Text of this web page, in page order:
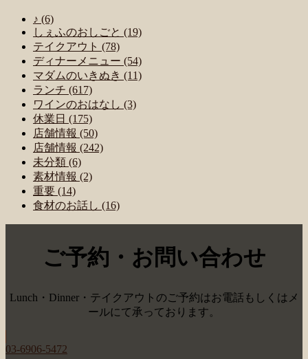
♪ (6)
しぇふのおしごと (19)
テイクアウト (78)
ディナーメニュー (54)
マダムのいきぬき (11)
ランチ (617)
ワインのおはなし (3)
休業日 (175)
店舗情報 (50)
店舗情報 (242)
未分類 (6)
素材情報 (2)
重要 (14)
食材のお話し (16)
ご予約・お問い合わせ
Lunch・Dinner・テイクアウトのご予約はお電話もしくはメ
ールにて承っております。
03-6906-5472